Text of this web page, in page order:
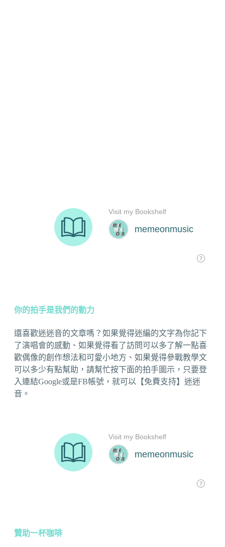
你的拍手是我們的動力
還喜歡迷迷音的文章嗎？如果覺得迷編的文字為你記下
了演唱會的感動、如果覺得看了訪問可以多了解一點喜
歡偶像的創作想法和可愛小地方、如果覺得參戰教學文
可以多少有點幫助，請幫忙按下面的拍手圖示，只要登
入連結Google或是FB帳號，就可以【免費支持】迷迷
音。
贊助一杯咖啡